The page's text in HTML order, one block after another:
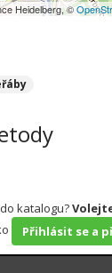
Heidelberg, ©
katalogu?Volejte
Přihlásit se a